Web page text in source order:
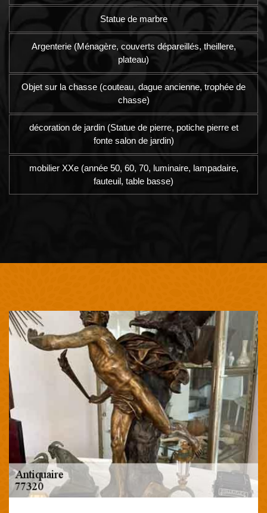
Statue de marbre
Argenterie (Ménagère, couverts dépareillés, theillere,
plateau)
Objet sur la chasse (couteau, dague ancienne, trophée de
chasse)
décoration de jardin (Statue de pierre, potiche pierre et
fonte salon de jardin)
mobilier XXe (année 50, 60, 70, luminaire, lampadaire,
fauteuil, table basse)